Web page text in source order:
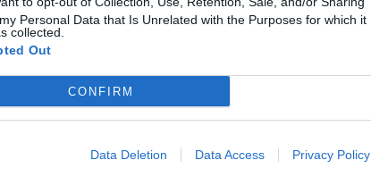
Personal Data that Is Unrelated with the Purposes for which it
collected.
Out
CONFIRM
Data Deletion Data Access Privacy Policy